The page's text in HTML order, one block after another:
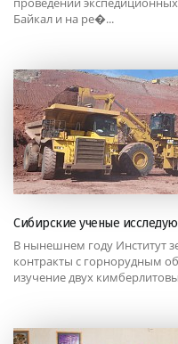
Байкал и на ре�...
Сибирские ученые
В нынешнем году Институт
контракты с горнорудным
изучение двух